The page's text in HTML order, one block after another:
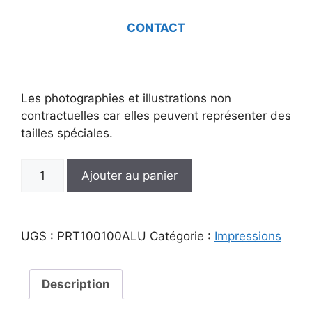
CONTACT
Les photographies et illustrations non
contractuelles car elles peuvent représenter des
tailles spéciales.
quantité
digitale
Aluminium
Ajouter au panier
UGS : PRT100100ALU Catégorie : Impressions
Description